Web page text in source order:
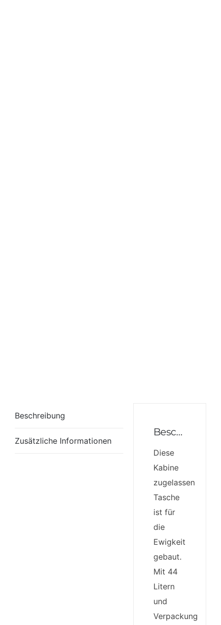
Beschreibung
Zusätzliche Informationen
Beschreibung
Diese
Kabine
zugelassen
Tasche
ist für
die
Ewigkeit
gebaut.
Mit 44
Litern
und
Verpackung